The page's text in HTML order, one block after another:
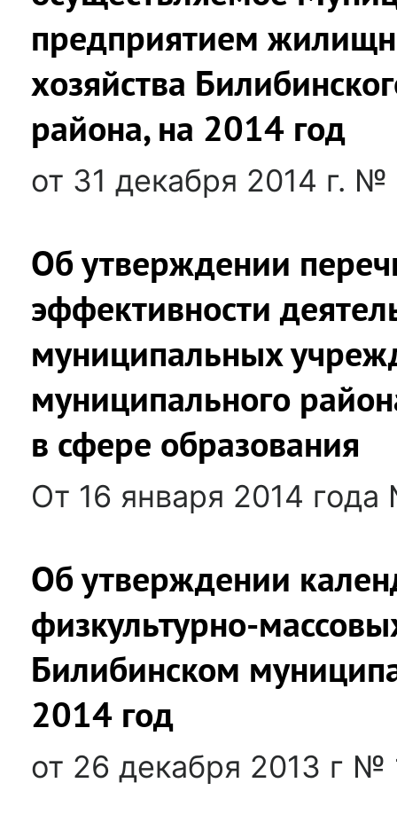
предприятием
хозяйства
района, на 2014 год
от 31 декабря 2014 г. №
Об утверждении
эффективности
муниципальных
муниципального
в сфере образования
От 16 января 2014
Об утверждении
физкультурно-
Билибинском
2014 год
от 26 декабря 2013 г №